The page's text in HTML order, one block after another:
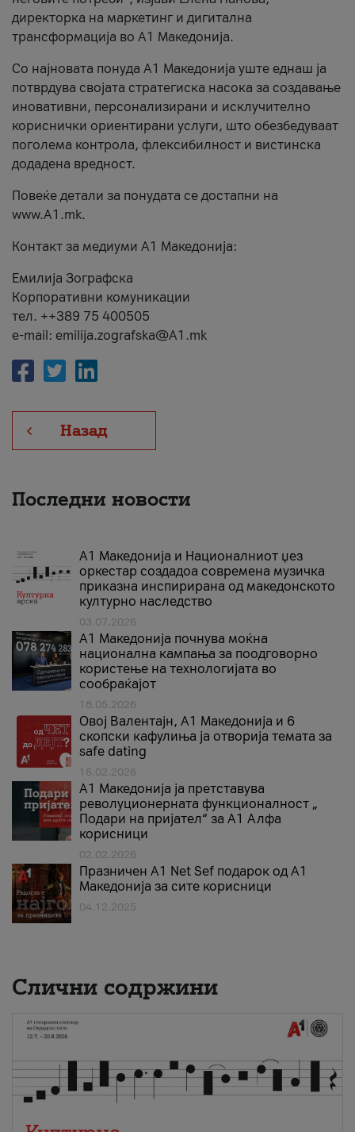
директорка на маркетинг и дигитална
трансформација во А1 Македонија.
Со најновата понуда А1 Македонија уште еднаш ја
потврдува својата стратегиска насока за создавање
иновативни, персонализирани и исклучително
кориснички ориентирани услуги, што обезбедуваат
поголема контрола, флексибилност и вистинска
додадена вредност.
Повеќе детали за понудата се достапни на
www.А1.mk.
Контакт за медиуми А1 Македонија:
Емилија Зографска
Корпоративни комуникации
тел. ++389 75 400505
e-mail: emilija.zografska@A1.mk
Назад
Последни новости
А1 Македонија и Националниот џез
оркестар создадоа современа музичка
приказна инспирирана од македонското
културно наследство
03.07.2026
A1 Македонија почнува моќна
национална кампања за поодговорно
користење на технологијата во
сообраќајот
18.05.2026
Овој Валентајн, A1 Македонија и 6
скопски кафулиња ја отворија темата за
safe dating
16.02.2026
А1 Македонија ја претставува
револуционерната функционалност „
Подари на пријател“ за А1 Алфа
корисници
02.02.2026
Празничен A1 Net Sеf подарок од А1
Македонија за сите корисници
04.12.2025
Слични содржини